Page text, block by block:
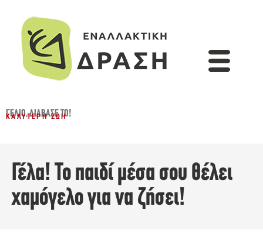
ΓΈΛΙΟ,ΔΙΆΒΑΣΈ ΤΟ!
ΚΑΛΎΤΕΡΗ ΖΩΉ
Γέλα! Το παιδί μέσα σου θέλει
χαμόγελο για να ζήσει!